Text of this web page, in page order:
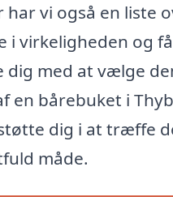
har vi også en liste
i virkeligheden og
dig med at vælge
en bårebuket i
dig i at træffe
måde.